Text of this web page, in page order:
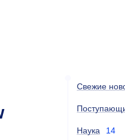
Свежие
Наука 14